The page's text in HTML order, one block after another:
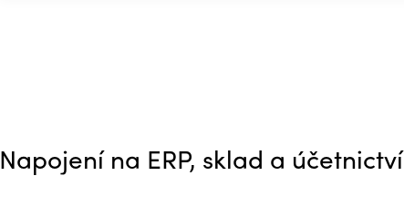
Napojení na ERP, sklad a účetnictví